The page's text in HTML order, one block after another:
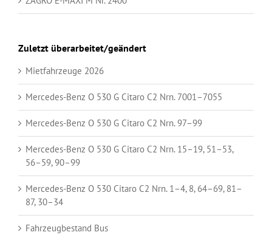
Zuletzt überarbeitet/geändert
Mietfahrzeuge 2026
Mercedes-Benz O 530 G Citaro C2 Nrn. 7001–7055
Mercedes-Benz O 530 G Citaro C2 Nrn. 97–99
Mercedes-Benz O 530 G Citaro C2 Nrn. 15–19, 51–53,
56–59, 90–99
Mercedes-Benz O 530 Citaro C2 Nrn. 1–4, 8, 64–69, 81–
87, 30–34
Fahrzeugbestand Bus